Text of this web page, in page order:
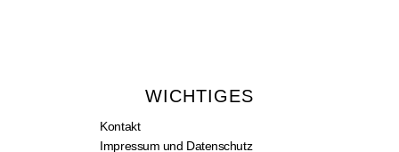
WICHTIGES
Kontakt
Impressum und Datenschutz